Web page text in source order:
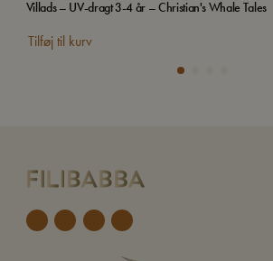
Villads – UV-dragt 3-4 år – Christian's Whale Tales
Tilføj til kurv